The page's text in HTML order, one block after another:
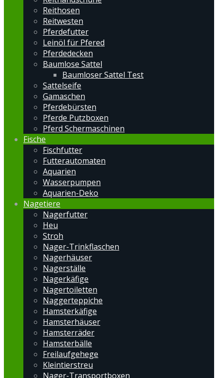
Reithosen
Reitwesten
Pferdefutter
Leinöl für Pfered
Pferdedecken
Baumlose Sattel
Baumloser Sattel Test
Sattelseife
Gamaschen
Pferdebürsten
Pferde Putzboxen
Pferd Schermaschinen
Fische
Fischfutter
Futterautomaten
Aquarien
Wasserpumpen
Aquarien-Deko
Nagetiere
Nagerfutter
Heu
Stroh
Nager-Trinkflaschen
Nagerhäuser
Nagerställe
Nagerkäfige
Nagertoiletten
Naggerteppiche
Hamsterkäfige
Hamsterhäuser
Hamsterräder
Hamsterbälle
Freilaufgehege
Kleintierstreu
Nager-Transportboxen